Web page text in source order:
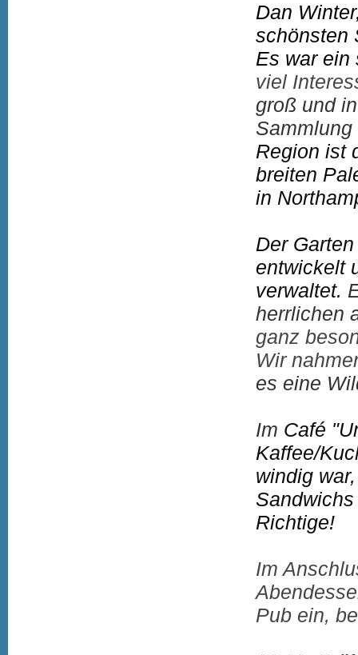
Dan
schönsten
Es war ein
viel
groß und
Region ist
breiten
in
Der
entwickelt
verwaltet.
herrlichen
ganz
Wir
es eine
Im Café
Kaffee/
windig
Richtige!
Im
Pub ein,